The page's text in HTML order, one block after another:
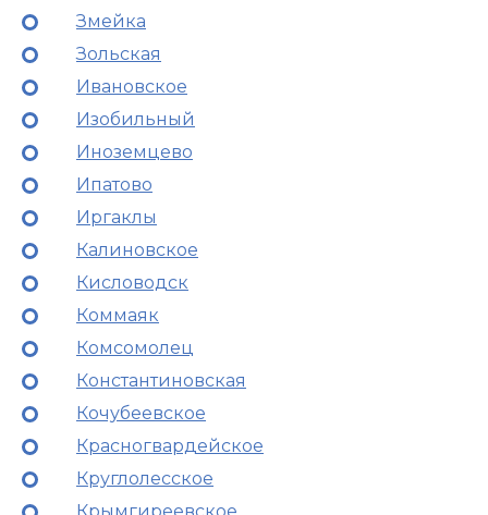
Змейка
Зольская
Ивановское
Изобильный
Иноземцево
Ипатово
Иргаклы
Калиновское
Кисловодск
Коммаяк
Комсомолец
Константиновская
Кочубеевское
Красногвардейское
Круглолесское